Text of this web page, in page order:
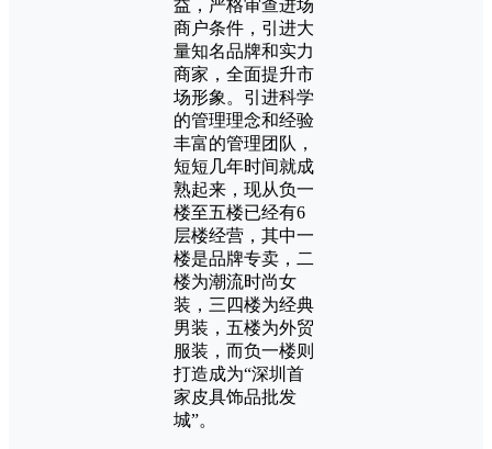
益，严格审查进场
商户条件，引进大
量知名品牌和实力
商家，全面提升市
场形象。引进科学
的管理理念和经验
丰富的管理团队，
短短几年时间就成
熟起来，现从负一
楼至五楼已经有6
层楼经营，其中一
楼是品牌专卖，二
楼为潮流时尚女
装，三四楼为经典
男装，五楼为外贸
服装，而负一楼则
打造成为“深圳首
家皮具饰品批发
城”。